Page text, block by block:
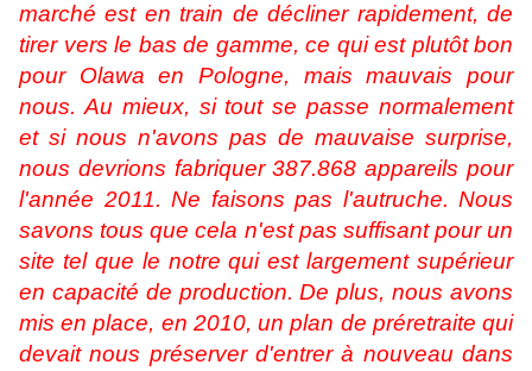
marché est en train de décliner rapidement, de
tirer vers le bas de gamme, ce qui est plutôt bon
pour Olawa en Pologne, mais mauvais pour
nous. Au mieux, si tout se passe normalement
et si nous n'avons pas de mauvaise surprise,
nous devrions fabriquer 387.868 appareils pour
l'année 2011. Ne faisons pas l'autruche. Nous
savons tous que cela n'est pas suffisant pour un
site tel que le notre qui est largement supérieur
en capacité de production. De plus, nous avons
mis en place, en 2010, un plan de préretraite qui
devait nous préserver d'entrer à nouveau dans